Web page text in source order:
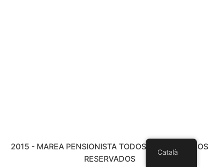
2015 - MAREA PENSIONISTA TODOS LOS DERECHOS
RESERVADOS
Català